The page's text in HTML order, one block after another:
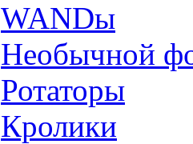
WANDы
Необычной
Ротаторы
Кролики